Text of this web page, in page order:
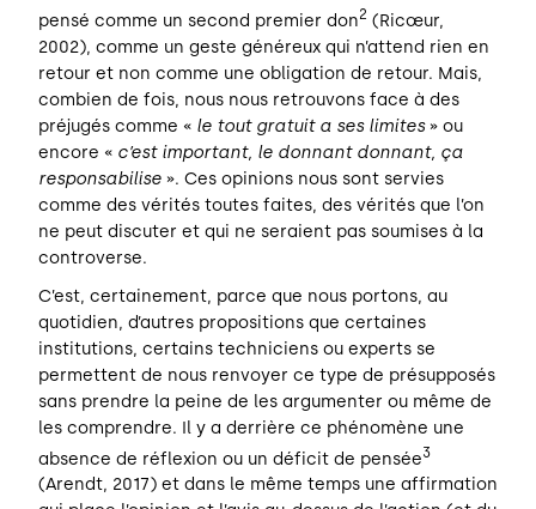
pensé comme un second premier don2 (Ricœur,
2002), comme un geste généreux qui n’attend rien en
retour et non comme une obligation de retour. Mais,
combien de fois, nous nous retrouvons face à des
préjugés comme « le tout gratuit a ses limites» ou
encore « c’est important, le donnant donnant, ça
responsabilise ». Ces opinions nous sont servies
comme des vérités toutes faites, des vérités que l’on
ne peut discuter et qui ne seraient pas soumises à la
controverse.
C’est, certainement, parce que nous portons, au
quotidien, d’autres propo­sitions que certaines
institutions, certains techniciens ou experts se
permettent de nous renvoyer ce type de présupposés
sans prendre la peine de les argumenter ou même de
les comprendre. Il y a derrière ce phénomène une
absence de réflexion ou un déficit de pensée3
(Arendt, 2017) et dans le même temps une affirmation